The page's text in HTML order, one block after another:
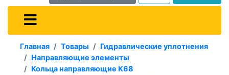
Главная Товары
Гидравлические уплотнения
Направляющие элементы
Кольца направляющие K68